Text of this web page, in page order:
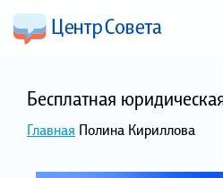
Бесплатная
Главная Полина Кириллова